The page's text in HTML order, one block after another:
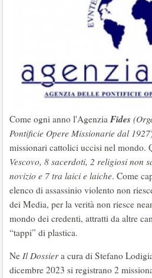
Come ogni anno l'Agenzia Fides
Pontificie Opere Missionarie dal 1927
missionari cattolici uccisi nel mondo.
Vescovo, 8 sacerdoti, 2 religiosi non
novizio e 7 tra laici e laiche. Come
elenco di assassinio violento non
dei Media, per la verità non riesce
mondo dei credenti, attratti da altre
“tappi” di plastica.
Ne Il Dossiera cura di Stefano
dicembre 2023 si registrano 2